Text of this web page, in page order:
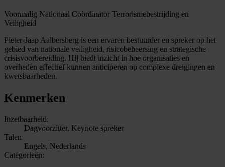
Voormalig Nationaal Coördinator Terrorismebestrijding en
Veiligheid
Pieter-Jaap Aalbersberg is een ervaren bestuurder en spreker op het
gebied van nationale veiligheid, risicobeheersing en strategische
crisisvoorbereiding. Hij biedt inzicht in hoe organisaties en
overheden effectief kunnen anticiperen op complexe dreigingen en
kwetsbaarheden.
Kenmerken
Inzetbaarheid:
Dagvoorzitter, Keynote spreker
Talen:
Engels, Nederlands
Categorieën: